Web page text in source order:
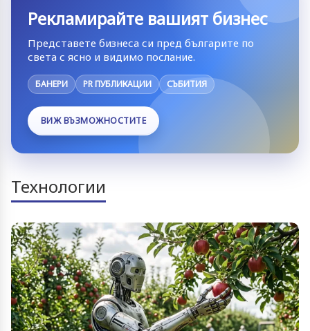
Рекламирайте вашият бизнес
Представете бизнеса си пред българите по
света с ясно и видимо послание.
БАНЕРИ PR ПУБЛИКАЦИИ СЪБИТИЯ
ВИЖ ВЪЗМОЖНОСТИТЕ
Технологии